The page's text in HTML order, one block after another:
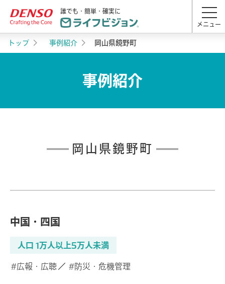
誰でも・簡単・確実に
メニュー
トップ 事例紹介 岡山県鏡野町
事例紹介
岡山県鏡野町
中国・四国
人口 1万人以上5万人未満
#広報・広聴 #防災・危機管理